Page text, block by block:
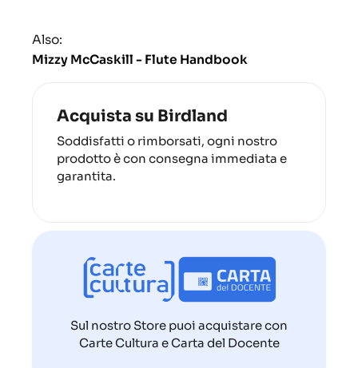
Also:
Mizzy McCaskill - Flute Handbook
Acquista su Birdland
Soddisfatti o rimborsati, ogni nostro
prodotto è con consegna immediata e
garantita.
Sul nostro Store puoi acquistare con
Carte Cultura e Carta del Docente